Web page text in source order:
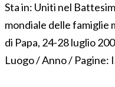
Sta in: Uniti nel
mondiale delle famiglie
di Papa, 24-28 luglio
Luogo / Anno / Pagine: